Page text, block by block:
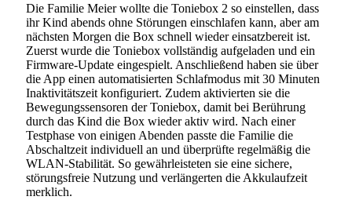
Die Familie Meier wollte die Toniebox 2 so einstellen, dass
ihr Kind abends ohne Störungen einschlafen kann, aber am
nächsten Morgen die Box schnell wieder einsatzbereit ist.
Zuerst wurde die Toniebox vollständig aufgeladen und ein
Firmware-Update eingespielt. Anschließend haben sie über
die App einen automatisierten Schlafmodus mit 30 Minuten
Inaktivitätszeit konfiguriert. Zudem aktivierten sie die
Bewegungssensoren der Toniebox, damit bei Berührung
durch das Kind die Box wieder aktiv wird. Nach einer
Testphase von einigen Abenden passte die Familie die
Abschaltzeit individuell an und überprüfte regelmäßig die
WLAN-Stabilität. So gewährleisteten sie eine sichere,
störungsfreie Nutzung und verlängerten die Akkulaufzeit
merklich.